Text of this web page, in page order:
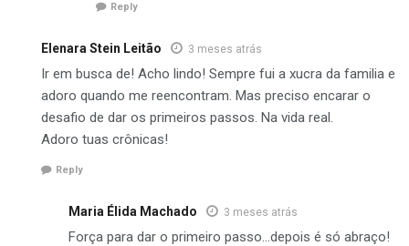
Reply
Elenara Stein Leitão 3 meses atrás
Ir em busca de! Acho lindo! Sempre fui a xucra da familia e
adoro quando me reencontram. Mas preciso encarar o
desafio de dar os primeiros passos. Na vida real.
Adoro tuas crônicas!
Reply
Maria Élida Machado 3 meses atrás
Força para dar o primeiro passo…depois é só abraço!